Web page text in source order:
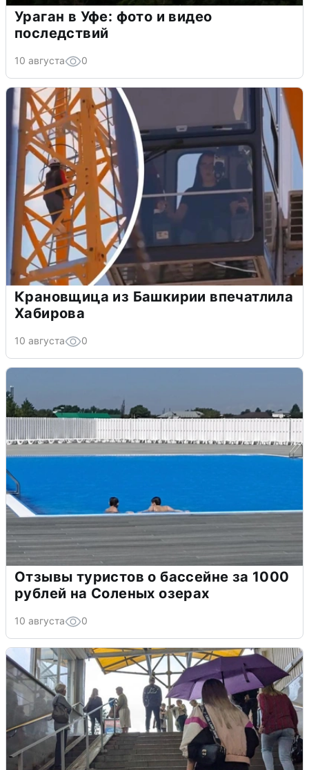
Ураган в Уфе: фото и видео
последствий
10 августа 0
Крановщица из Башкирии впечатлила
Хабирова
10 августа 0
Отзывы туристов о бассейне за 1000
рублей на Соленых озерах
10 августа 0